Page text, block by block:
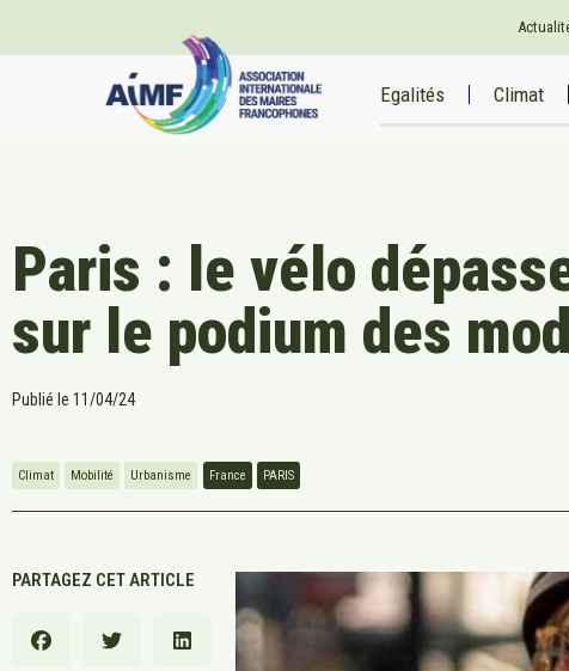
Egalités Climat
Paris : le vélo
sur le podium des
Publié le 11/04/24
Climat Mobilité Urbanisme France PARIS
PARTAGEZ CET ARTICLE